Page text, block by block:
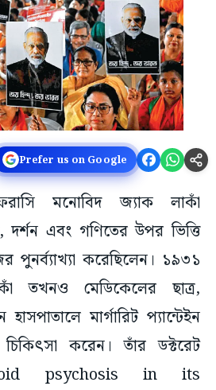
Prefer us on Google
মনোবিদ জ্যাক লাকাঁ
দর্শন এবং গণিতের উপর ভিত্তি
পুনর্ব্যাখ্যা করেছিলেন। ১৯৩১
তখনও মেডিকেলের ছাত্র,
মার্গারিট প্যান্টেইন
করেন। তাঁর ডক্টরেট
psychosis in its